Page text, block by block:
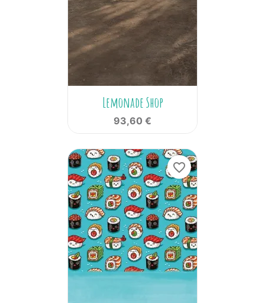
Lemonade Shop
93,60 €
favorite_border